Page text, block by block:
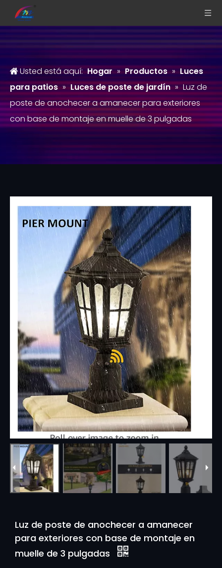
Usted está aquí: Hogar » Productos » Luces
para patios » Luces de poste de jardín » Luz de
poste de anochecer a amanecer para exteriores
con base de montaje en muelle de 3 pulgadas
Luz de poste de anochecer a amanecer
para exteriores con base de montaje en
muelle de 3 pulgadas